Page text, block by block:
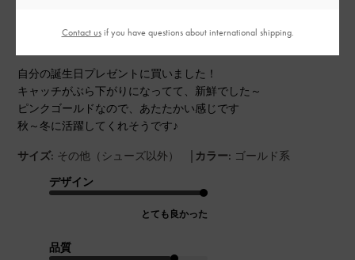
自分の誕生日プレゼントに買いました！
キャッチがぶら下がりになってて、新鮮でした～
ピンクゴールドなので、あたたかい感じです
秋～冬に活躍してくれそうです♪
サイズ: その他（シューズ以外） | カラー: ゴールド系
デザイン
とても良かった
品質
Contact usif you have questions about international shipping.